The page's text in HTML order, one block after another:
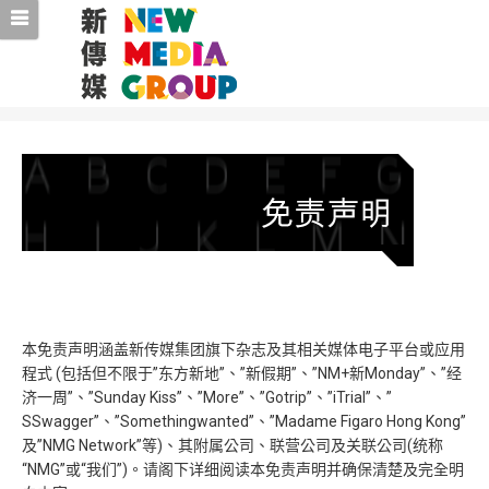
本免责声明涵盖新传媒集团旗下杂志及其相关媒体电子平台或应用
程式 (包括但不限于”东方新地”、”新假期”、”NM+新Monday”、”经
济一周”、”Sunday Kiss”、”More”、”Gotrip”、”iTrial”、”
SSwagger”、”Somethingwanted”、”Madame Figaro Hong Kong”
及”NMG Network”等)、其附属公司、联营公司及关联公司(统称
“NMG”或“我们”)。请阁下详细阅读本免责声明并确保清楚及完全明